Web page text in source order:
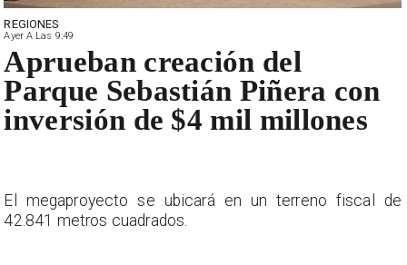
REGIONES
Ayer A Las 9:49
Aprueban creación del
Parque Sebastián Piñera con
inversión de $4 mil millones
El megaproyecto se ubicará en un terreno fiscal de
42.841 metros cuadrados.